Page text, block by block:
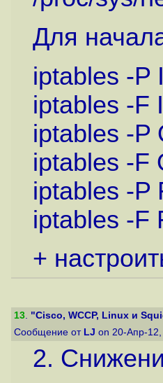
Для
iptables -P
iptables -F
iptables -P
iptables -F
iptables -P
iptables -F
+
13. "Cisco, WCCP, Linux и
Сообщение от LJ on 20-Апр-
2.